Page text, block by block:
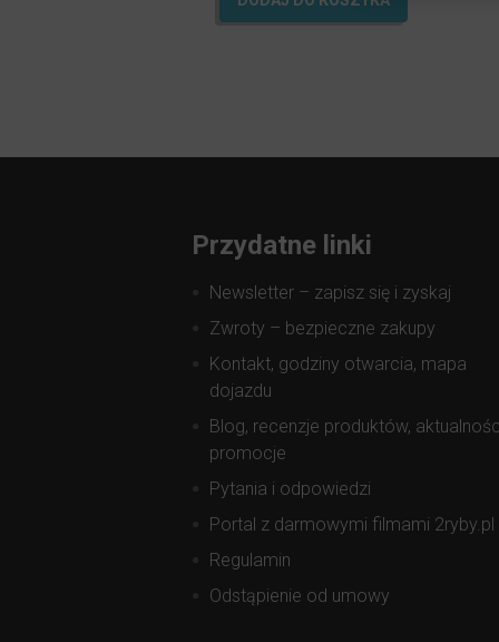
Przydatne linki
Newsletter – zapisz się i zyskaj
Zwroty – bezpieczne zakupy
Kontakt, godziny otwarcia, mapa
dojazdu
Blog, recenzje produktów,
promocje
Pytania i odpowiedzi
Portal z darmowymi filmami 2ryby.pl
Regulamin
Odstąpienie od umowy